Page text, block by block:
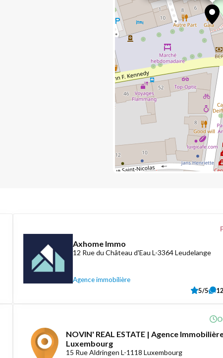
Axhome Immo
12 Rue du Château d'Eau L-3364 Leudelange
Agence immobilière
5/5
NOVIN' REAL ESTATE | Agence
Luxembourg
15 Rue Aldringen L-1118 Luxembourg